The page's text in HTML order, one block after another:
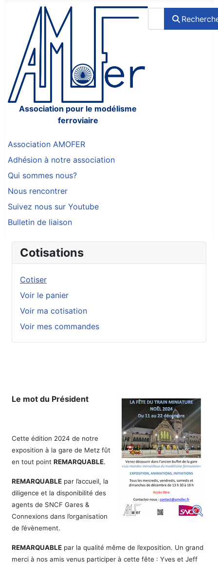
Association pour le modélisme
ferroviaire
Rechercher
Association AMOFER
Adhésion à notre association
Qui sommes nous?
Nous rencontrer
Suivez nous sur Youtube
Bulletin de liaison
Cotisations
Cotiser
Voir le panier
Voir ma cotisation
Voir mes commandes
Le mot du Président
Cette édition 2024 de notre
exposition à la gare de Metz fût
en tout point REMARQUABLE.
REMARQUABLE par l’accueil, la
diligence et la disponibilité des
agents de SNCF Gares &
Connexions dans l’organisation
de l’évènement.
REMARQUABLE par la qualité même de l’exposition. Un grand
merci à nos amis venus participer à cette fête : Yves et Jeff